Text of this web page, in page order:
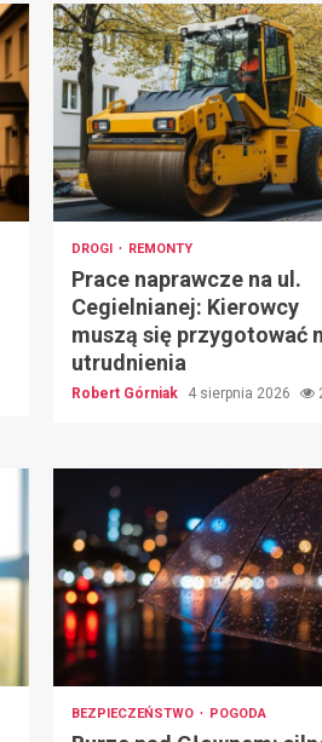
DROGI REMONTY
Prace naprawcze na ul.
Cegielnianej: Kierowcy
muszą się przygotować
utrudnienia
Robert Górniak 4 sierpnia 2026
BEZPIECZEŃSTWO POGODA